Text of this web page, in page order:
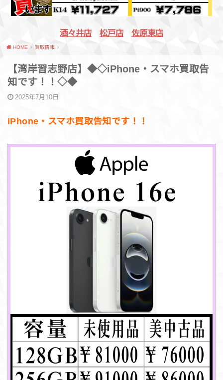
酒々井店 松戸店 佐原東店
HOME 買取情報
【湾岸習志野店】◆◇iPhone・スマホ買取告
知です！！◇◆
2025年7月10日
iPhone・スマホ買取告知です！！